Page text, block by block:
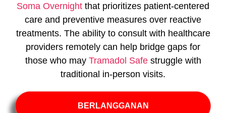
Soma Overnight that prioritizes patient-centered
care and preventive measures over reactive
treatments. The ability to consult with healthcare
providers remotely can help bridge gaps for
those who may Tramadol Safestruggle with
traditional in-person visits.
BERLANGGANAN